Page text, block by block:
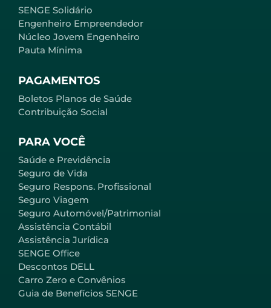
PARA VOCÊ
Saúde e Previdência
Seguro de Vida
Seguro Respons. Profissional
Seguro Viagem
Seguro Automóvel/Patrimonial
Assistência Contábil
Assistência Jurídica
SENGE Office
Descontos DELL
Carro Zero e Convênios
Guia de Benefícios SENGE
SENGE Solidário
Engenheiro Empreendedor
Núcleo Jovem Engenheiro
Pauta Mínima
PAGAMENTOS
Boletos Planos de Saúde
Contribuição Social